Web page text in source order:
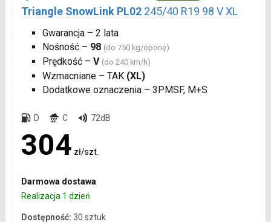
Triangle SnowLink PL02 245/40 R19 98 V XL
Gwarancja – 2 lata
Nośność – 98 (do 750 kg/oponę)
Prędkość – V (do 240 km/h)
Wzmacniane – TAK (XL)
Dodatkowe oznaczenia – 3PMSF, M+S
D C 72dB
304 zł/szt.
Darmowa dostawa
Realizacja 1 dzień
Dostępność: 30 sztuk